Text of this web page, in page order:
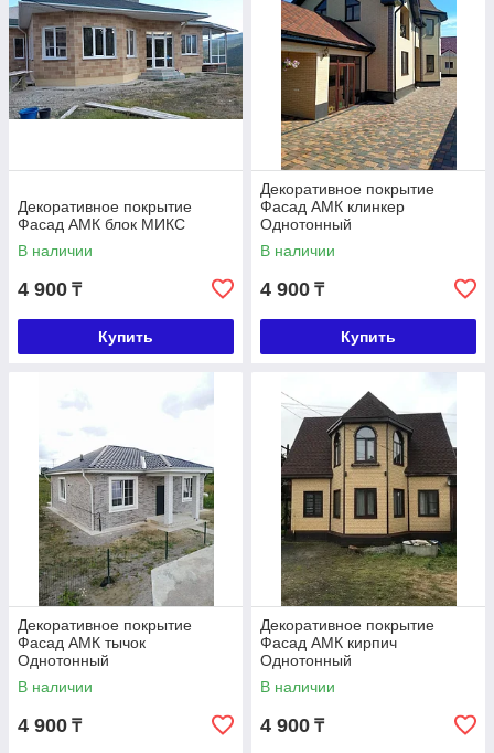
Декоративное покрытие
Фасад АМК блок МИКС
В наличии
4 900 ₸
Купить
Декоративное покрытие
Фасад АМК клинкер
Однотонный
В наличии
4 900 ₸
Купить
Декоративное покрытие
Фасад АМК тычок
Однотонный
В наличии
4 900 ₸
Декоративное покрытие
Фасад АМК кирпич
Однотонный
В наличии
4 900 ₸